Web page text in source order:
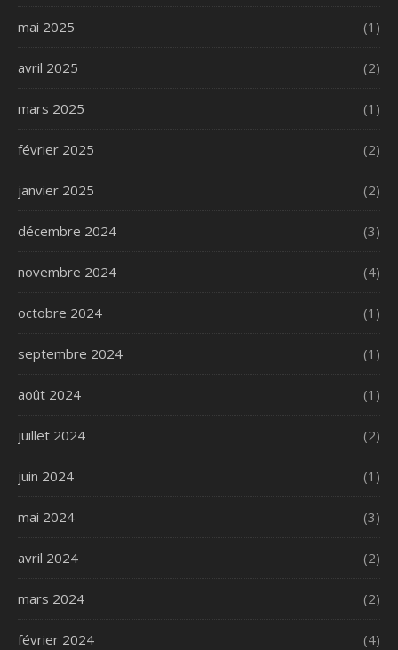
mai 2025 (1)
avril 2025 (2)
mars 2025 (1)
février 2025 (2)
janvier 2025 (2)
décembre 2024 (3)
novembre 2024 (4)
octobre 2024 (1)
septembre 2024 (1)
août 2024 (1)
juillet 2024 (2)
juin 2024 (1)
mai 2024 (3)
avril 2024 (2)
mars 2024 (2)
février 2024 (4)